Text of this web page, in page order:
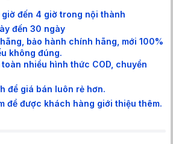
đến 4 giờ trong nội thành
đến 30 ngày
bảo hành chính hãng, mới 100%
không đúng.
nhiều hình thức COD, chuyển
để giá bán luôn rẻ hơn.
để được khách hàng giới thiệu thêm.